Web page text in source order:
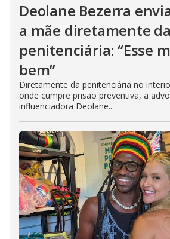
Deolane Bezerra
a mãe diretamente da
penitenciária: “Esse
bem”
Diretamente da penitenciária no
onde cumpre prisão preventiva, a
influenciadora Deolane...